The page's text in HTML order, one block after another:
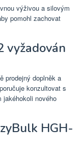
výživou a silovým
pomohl zachovat
vyžadován
prodejný doplněk a
konzultovat s
jakéhokoli nového
HGH-